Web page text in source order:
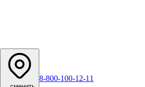
8-800-100-12-11